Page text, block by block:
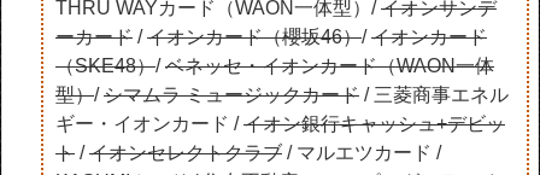
THRU WAYカード（WAON一体型）/イオンサンデ
ーカード /イオンカード（櫻坂46）/イオンカード
（SKE48）/ベネッセ・イオンカード（WAON一体
型）/シマムラ ミュージックカード / 三菱商事エネル
ギー・イオンカード /イオン銀行キャッシュ+デビッ
ト /イオンセレクトクラブ / マルエツカード /